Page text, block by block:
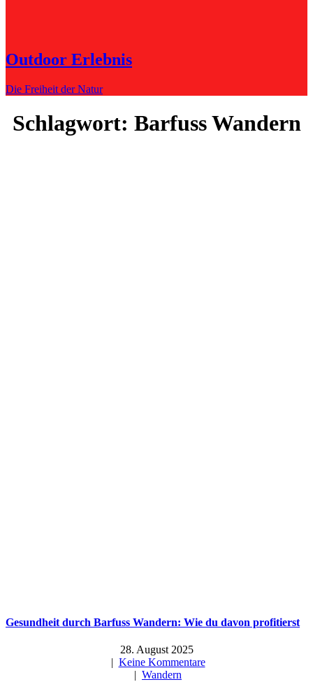
Outdoor Erlebnis
Die Freiheit der Natur
Schlagwort: Barfuss Wandern
Gesundheit durch Barfuss Wandern: Wie du davon profitierst
28. August 2025
| Keine Kommentare
| Wandern